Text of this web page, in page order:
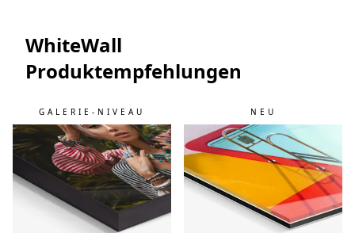
WhiteWall
Produktempfehlungen
GALERIE-NIVEAU NEU